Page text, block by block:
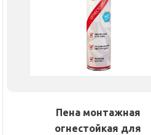
Пена монтажная
огнестойкая для